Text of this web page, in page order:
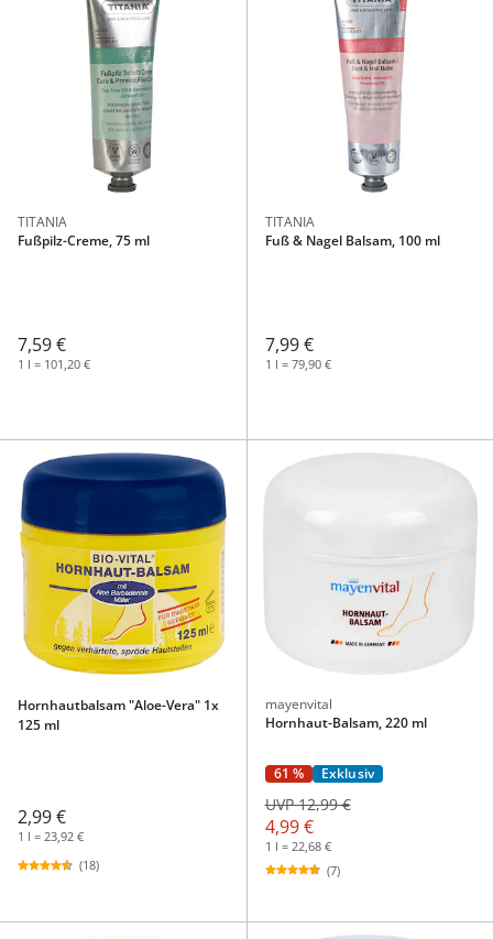
TITANIA
Fußpilz-Creme, 75 ml
7,59 €
1 l = 101,20 €
TITANIA
Fuß & Nagel Balsam, 100 ml
7,99 €
1 l = 79,90 €
Hornhautbalsam "Aloe-Vera" 1x
125 ml
2,99 €
1 l = 23,92 €
(18)
mayenvital
Hornhaut-Balsam, 220 ml
61 % Exklusiv
4,99 €
UVP 12,99 €
1 l = 22,68 €
(7)